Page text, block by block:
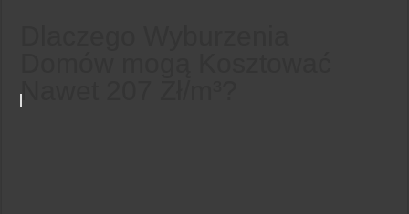
Nawet 207 Zł/m³?